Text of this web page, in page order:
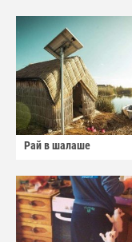
Рай в шалаше